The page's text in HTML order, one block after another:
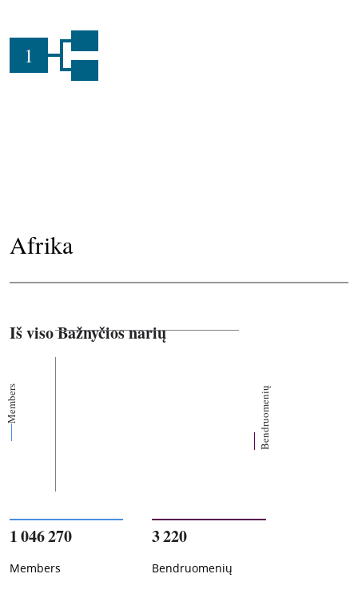
1
Afrika
Iš viso Bažnyčios narių
Members Bendruomenių
1 046 270
Members
3 220
Bendruomenių